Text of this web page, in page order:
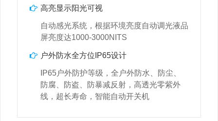
高亮显示阳光可视
自动感光系统，根据环境亮度自动调光液品
屏亮度达1000-3000NITS
户外防水全方位IP65设计
IP65户外防护等级，全户外防水、防尘、
防腐、防盗、防暴减反射，高透光零紫外
线，超长寿命，智能自动开关机